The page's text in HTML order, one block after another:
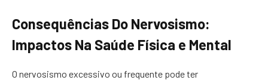
Consequências Do Nervosismo:
Impactos Na Saúde Física e Mental
O nervosismo excessivo ou frequente pode ter